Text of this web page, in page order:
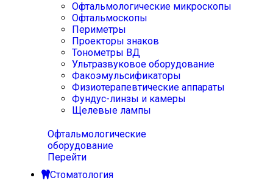
Офтальмологические микроскопы
Офтальмоскопы
Периметры
Проекторы знаков
Тонометры ВД
Ультразвуковое оборудование
Факоэмульсификаторы
Физиотерапевтические аппараты
Фундус-линзы и камеры
Щелевые лампы
Офтальмологические
оборудование
Перейти
Стоматология